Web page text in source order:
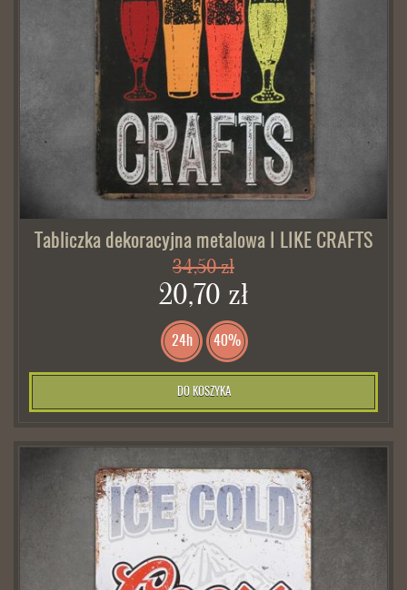
Tabliczka dekoracyjna metalowa I LIKE CRAFTS
34,50 zł
20,70 zł
24h 40%
DO KOSZYKA